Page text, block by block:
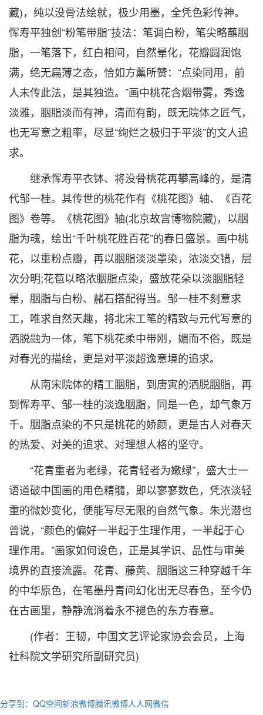
藏)，纯以没骨法绘就，极少用墨，全凭色彩传神。
恽寿平独创“粉笔带脂”技法：笔调白粉，笔尖略蘸胭
脂，一笔落下，红白相间，自然晕化，花瓣圆润饱
满，绝无扁薄之态，恰如方薰所赞：“点染同用，前
人未传此法，是其独造。”画中桃花含烟带雾，秀逸
淡雅，胭脂淡而有神，清而有韵，既无院体之匠气，
也无写意之粗率，尽显“绚烂之极归于平淡”的文人追
求。
继承恽寿平衣钵、将没骨桃花再攀高峰的，是清
代邹一桂。其传世的桃花作有《桃花图》轴、《百花
图》卷等。《桃花图》轴(北京故宫博物院藏)，以胭
脂为魂，绘出“千叶桃花胜百花”的春日盛景。画中桃
花，以重粉点瓣，再以胭脂淡淡罩染，浓淡交错，层
次分明;花苞以略浓胭脂点染，盛放花朵以淡胭脂轻
晕，胭脂与白粉、赭石搭配得当。邹一桂不刻意求
工，唯求自然天趣，将北宋工笔的精致与元代写意的
洒脱融为一体，笔下桃花柔中带刚，媚而不俗，既是
对春光的描绘，更是对平淡超逸意境的追求。
从南宋院体的精工胭脂，到唐寅的洒脱胭脂，再
到恽寿平、邹一桂的淡逸胭脂，同是一色，却气象万
千。胭脂点染的不只是桃花的娇颜，更是古人对春天
的热爱、对美的追求、对理想人格的坚守。
“花青重者为老绿，花青轻者为嫩绿”，盛大士一
语道破中国画的用色精髓，即以寥寥数色，凭浓淡轻
重的微妙变化，便能写尽无限的自然气象。朱光潜也
曾说，“颜色的偏好一半起于生理作用，一半起于心
理作用。”画家如何设色，正是其学识、品性与审美
境界的直接流露。花青、藤黄、胭脂这三种穿越千年
的中华原色，在笔墨丹青间幻化出无尽春色，至今仍
在古画里，静静流淌着永不褪色的东方春意。
(作者：王韧，中国文艺评论家协会会员，上海
社科院文学研究所副研究员)
分享到： QQ空间新浪微博腾讯微博人人网微信